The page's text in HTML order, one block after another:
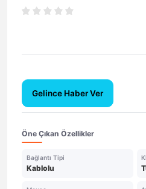
Gelince Haber Ver
Öne Çıkan Özellikler
Bağlantı Tipi
Kablolu